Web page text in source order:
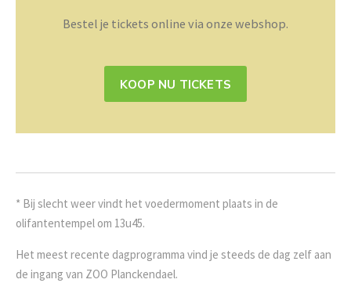
Bestel je tickets online via onze webshop.
KOOP NU TICKETS
* Bij slecht weer vindt het voedermoment plaats in de
olifantentempel om 13u45.
Het meest recente dagprogramma vind je steeds de dag zelf aan
de ingang van ZOO Planckendael.